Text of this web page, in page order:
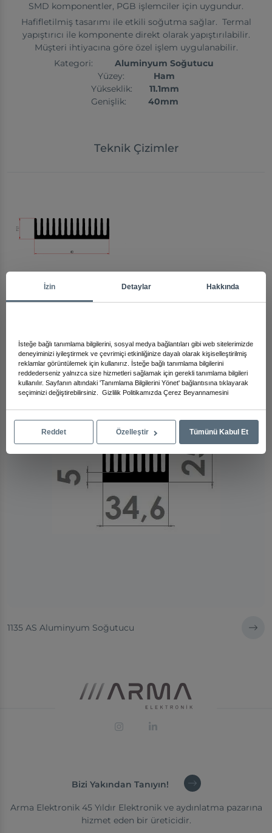
SMD komponentler, PGB işlemciler için uygundur.
Hafifletilmiş tasarımı ile etkili soğutma sağlar. Termal
yapıştırıcı ile komponente direkt olarak yapıştırılabilir.
Müşteri ihtiyacına göre özel işlem uygulanabilir.
Kategori: Aluminyum Soğutucu
Yüzey: Ham
Yükseklik: 11.1mm
Genişlik: 40mm
Teknik Çizimler
1135 AS Aluminyum Soğutucu
Bizi Yakından Tanıyın!
Arma Elektronik 45 Yıldır Elektronik ve aydınlatma pazarına
hizmet eden bir üreticidir.
İzin Detaylar Hakkında
İsteğe bağlı tanımlama bilgilerini, sosyal medya bağlantıları gibi web sitelerimizde
deneyiminizi iyileştirmek ve çevrimiçi etkinliğinize dayalı olarak kişiselleştirilmiş
reklamlar görüntülemek için kullanırız. İsteğe bağlı tanımlama bilgilerini
reddederseniz yalnızca size hizmetleri sağlamak için gerekli tanımlama bilgileri
kullanılır. Sayfanın altındaki 'Tanımlama Bilgilerini Yönet' bağlantısına tıklayarak
seçiminizi değiştirebilirsiniz. Gizlilik Politikamızda Çerez Beyannamesini
Reddet Özelleştir Tümünü Kabul Et